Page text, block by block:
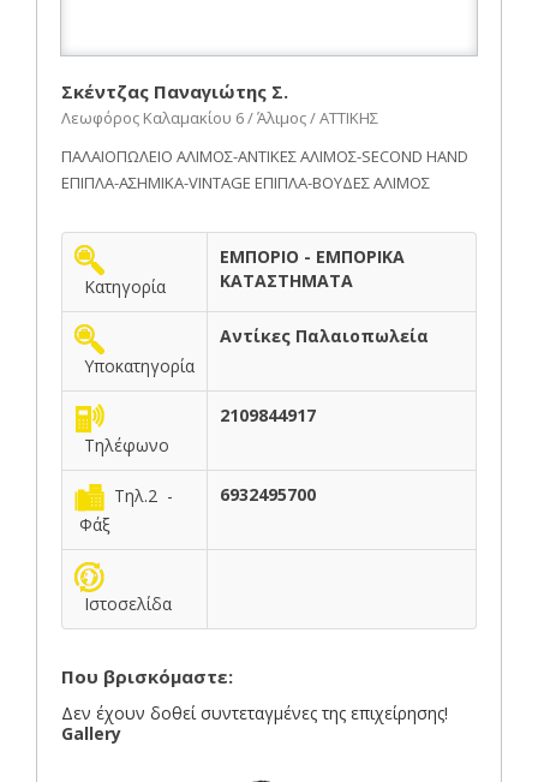
Σκέντζας Παναγιώτης Σ.
Λεωφόρος Καλαμακίου 6 / Άλιμος / ΑΤΤΙΚΗΣ
ΠΑΛΑΙΟΠΩΛΕΙΟ ΑΛΙΜΟΣ-ΑΝΤΙΚΕΣ ΑΛΙΜΟΣ-SECOND HAND
ΕΠΙΠΛΑ-ΑΣΗΜΙΚΑ-VINTAGE ΕΠΙΠΛΑ-ΒΟΥΔΕΣ ΑΛΙΜΟΣ
Κατηγορία
ΕΜΠΟΡΙΟ - ΕΜΠΟΡΙΚΑ
ΚΑΤΑΣΤΗΜΑΤΑ
Υποκατηγορία
Αντίκες Παλαιοπωλεία
Τηλέφωνο
2109844917
Τηλ.2 -
Φάξ
6932495700
Ιστοσελίδα
Που βρισκόμαστε:
Δεν έχουν δοθεί συντεταγμένες της επιχείρησης!
Gallery